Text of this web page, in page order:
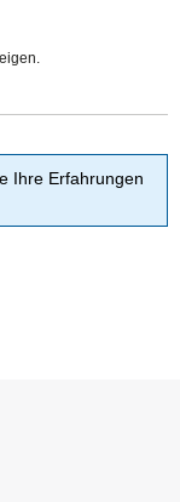
Ihre Erfahrungen